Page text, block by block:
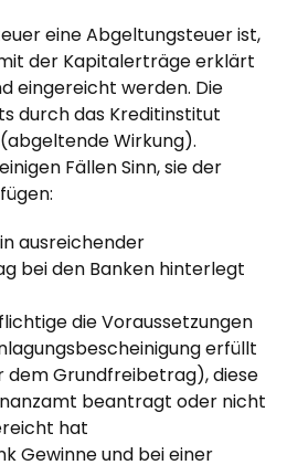
eine Abgeltungsteuer ist,
der Kapitalerträge erklärt
eingereicht werden. Die
durch das Kreditinstitut
Wirkung).
Fällen Sinn, sie der
ausreichender
bei den Banken hinterlegt
die Voraussetzungen
erfüllt
dem Grundfreibetrag), diese
beantragt oder nicht
hat
Gewinne und bei einer